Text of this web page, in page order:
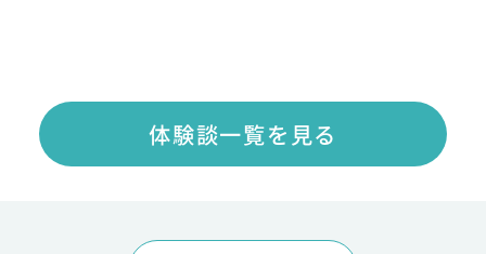
体験談一覧を見る